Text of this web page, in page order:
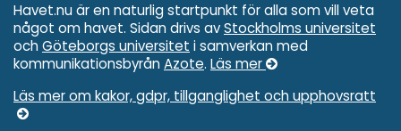
Havet.nu är en naturlig startpunkt för alla som vill veta
något om havet. Sidan drivs avStockholms universitet
och Göteborgs universitet i samverkan med
kommunikationsbyrån Azote. Läs mer
Läs mer om kakor, gdpr, tillganglighet och upphovsratt